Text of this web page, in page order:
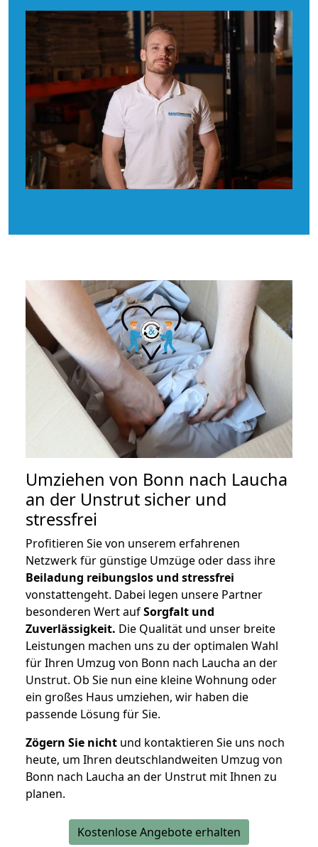
Umziehen von Bonn nach Laucha
an der Unstrut sicher und
stressfrei
Profitieren Sie von unserem erfahrenen
Netzwerk für günstige Umzüge oder dass ihre
Beiladung reibungslos und stressfrei
vonstattengeht. Dabei legen unsere Partner
besonderen Wert aufSorgfalt und
Zuverlässigkeit. Die Qualität und unser breite
Leistungen machen uns zu der optimalen Wahl
für Ihren Umzug von Bonn nach Laucha an der
Unstrut. Ob Sie nun eine kleine Wohnung oder
ein großes Haus umziehen, wir haben die
passende Lösung für Sie.
Zögern Sie nicht und kontaktieren Sie uns noch
heute, um Ihren deutschlandweiten Umzug von
Bonn nach Laucha an der Unstrut mit Ihnen zu
planen.
Kostenlose Angebote erhalten